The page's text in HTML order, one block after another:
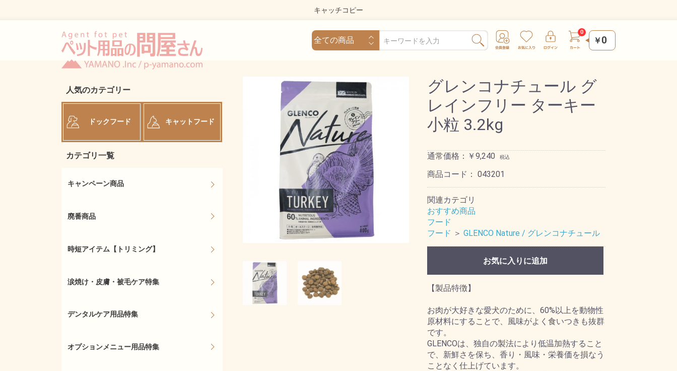
キャッチコピー
￥0
グレンコナチュール グ
レインフリー ターキー
小粒 3.2kg
通常価格：￥9,240 税込
商品コード： 043201
関連カテゴリ
おすすめ商品
フード
フード ＞ GLENCO Nature / グレンコナチュール
お気に入りに追加
【製品特徴】
お肉が大好きな愛犬のために、60%以上を動物性
原材料にすることで、風味がよく食いつきも抜群
です。
GLENCOは、独自の製法により低温加熱すること
で、新鮮さを保ち、香り・風味・栄養価を損なう
ことなく仕上げています。
人気のカテゴリー
ドックフード キャットフード
カテゴリ一覧
キャンペーン商品
廃番商品
時短アイテム【トリミング】
涙焼け・皮膚・被毛ケア特集
デンタルケア用品特集
オプションメニュー用品特集